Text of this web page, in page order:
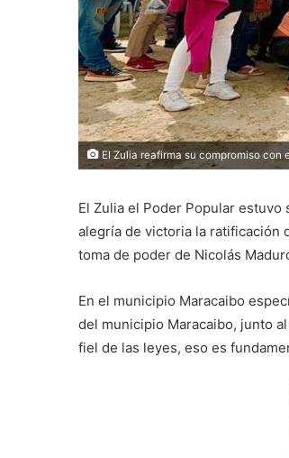
El Zulia reafirma su compromiso con
El Zulia el Poder Popular
alegría de victoria la ratificación
toma de poder de Nicolás
En el municipio Maracaibo
del municipio Maracaibo, junto
fiel de las leyes, eso es